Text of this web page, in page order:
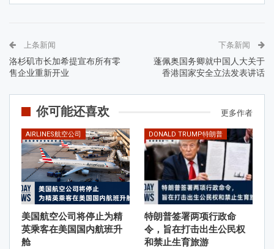
上条新闻
洛杉矶市长加希提宣布所有零
售企业重新开业
下条新闻
蓬佩奥国务卿就中国人大关于
香港国家安全立法发表讲话
你可能还喜欢 更多作者
AIRLINES航空公司
美国航空公司将停止为精
英乘客在美国国内航班升
舱
DONALD TRUMP特朗普
特朗普签署两项行政命
令，旨在打击出生公民权
和禁止生育旅游